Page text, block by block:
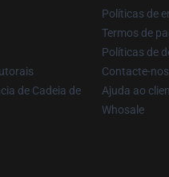
de Cadeia de
Políticas de
Termos de
Políticas de
Contacte-nos
Ajuda ao
Whosale